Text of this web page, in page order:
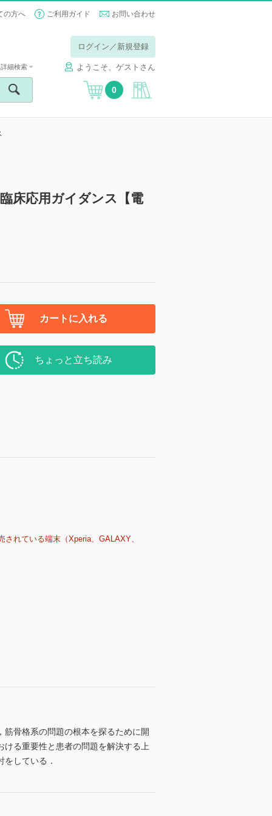
の方へ ご利用ガイド お問い合わせ
ログイン／新規登録
ようこそ、ゲストさん
詳細検索
0
床応用ガイダンス【電
カートに入れる
ちょっと立ち読み
れている端末（Xperia、GALAXY、
骨格系の問題の根本を探るために開
る重要性と患者の問題を解決する上
している．